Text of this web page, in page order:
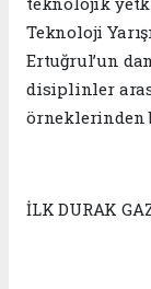
Teknoloji
Ertuğrul’un
disiplinler
örneklerinden
İLK DURAK